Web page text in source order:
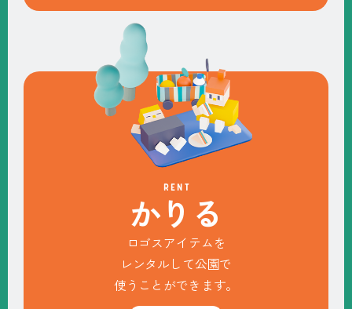
RENT
かり る
ロゴスアイテムを
レンタルして公園で
使うことができます。